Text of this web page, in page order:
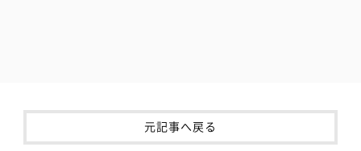
元記事へ戻る